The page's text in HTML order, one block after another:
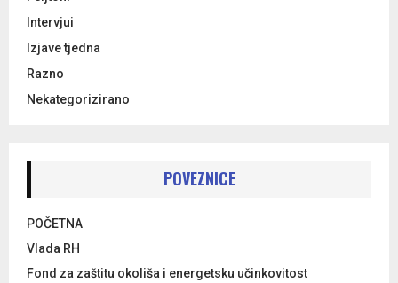
Intervjui
Izjave tjedna
Razno
Nekategorizirano
POVEZNICE
POČETNA
Vlada RH
Fond za zaštitu okoliša i energetsku učinkovitost